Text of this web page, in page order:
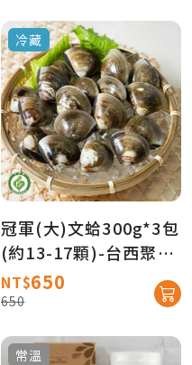
冷藏
冠軍(大)文蛤300g*3包
(約13-17顆)-台西聚鮮
★產銷履歷★【產地直
送免運】
NT$650
650
常溫